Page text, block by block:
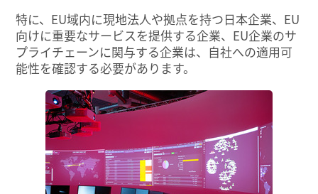
特に、EU域内に現地法人や拠点を持つ日本企業、EU
向けに重要なサービスを提供する企業、EU企業のサ
プライチェーンに関与する企業は、自社への適用可
能性を確認する必要があります。